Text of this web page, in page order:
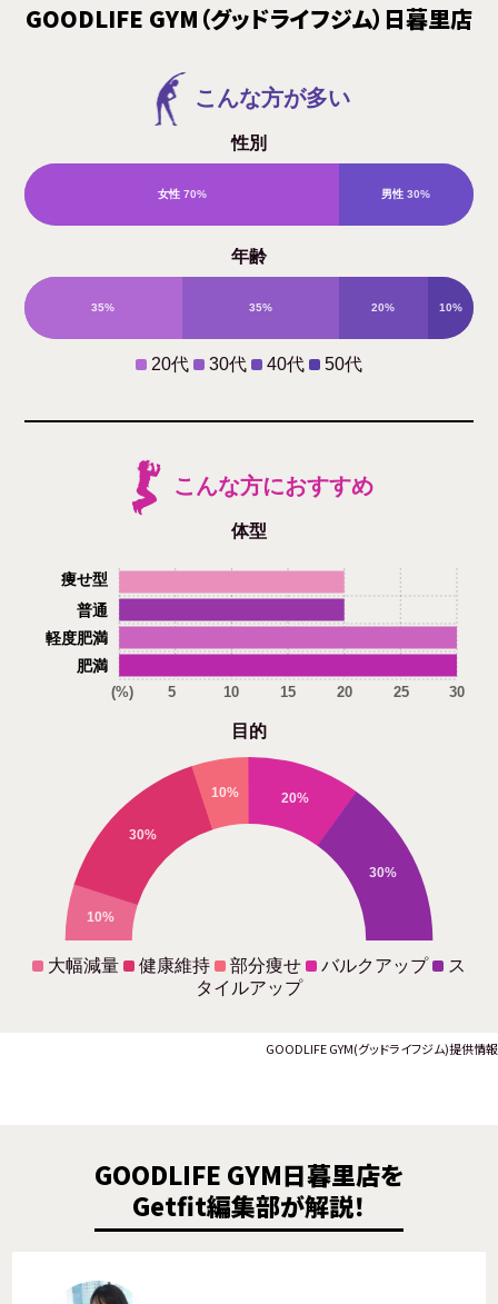
GOODLIFE GYM（グッドライフジム）日暮里店
こんな方が多い
性別
女性 70% 男性 30%
年齢
35% 35% 20% 10%
20代 30代 40代 50代
こんな方におすすめ
体型
肥満
軽度肥満
普通
痩せ型
(%) 5 10 15 20 25 30
目的
10%
30%
10% 20%
30%
大幅減量 健康維持 部分痩せ バルクアップ
ス
タイルアップ
GOODLIFE GYM(グッドライフジム)提供情報
GOODLIFE GYM日暮里店を
Getfit編集部が解説！